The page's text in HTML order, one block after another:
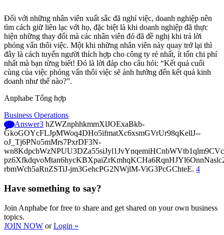
Đối với những nhân viên xuất sắc đã nghỉ việc, doanh nghiệp nên
tìm cách giữ liên lạc với họ, đặc biệt là khi doanh nghiệp đã thực
hiện những thay đổi mà các nhân viên đó đã đề nghị khi trả lời
phỏng vấn thôi việc. Một khi những nhân viên này quay trở lại thì
đây là cách tuyển người thích hợp cho công ty rẻ nhất, ít tốn chi phí
nhất mà bạn từng biết! Đó là lời đáp cho câu hỏi: “Kết quả cuối
cùng của việc phỏng vấn thôi việc sẽ ảnh hưởng đến kết quả kinh
doanh như thế nào?”.
Anphabe Tổng hợp
Business Operations
Answer3 hZWZnphhkmmXlJOExaBkb-
GkoGOYcFLJpMWoq4DHo5ifmatXc6xsmGVrUr98qKellJ--
oJ_Tj6PNo5mMrs7PxrDF3N-
rbmWch5aRnZSTiJ-jm3GehcPG2NWjlM-ViG3PcGChteE. 4
Have something to say?
Join Anphabe for free to share and get shared on your own business
topics.
JOIN NOW orLogin »